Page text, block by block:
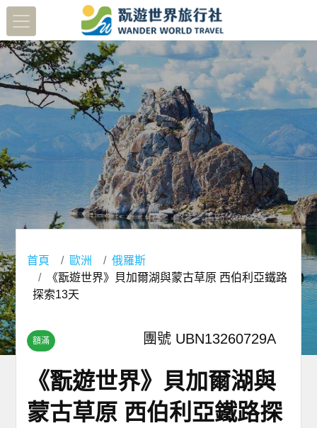
首頁 歐洲
俄羅斯
《翫遊世界》貝加爾湖與蒙古草原 西伯利亞鐵路
探索13天
額滿 團號 UBN13260729A
《翫遊世界》貝加爾湖與
蒙古草原 西伯利亞鐵路探